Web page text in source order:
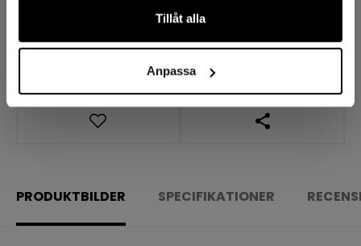
Tillåt alla
Anpassa
ÖPPNA
PRODUKTBILDER SPECIFIKATIONER